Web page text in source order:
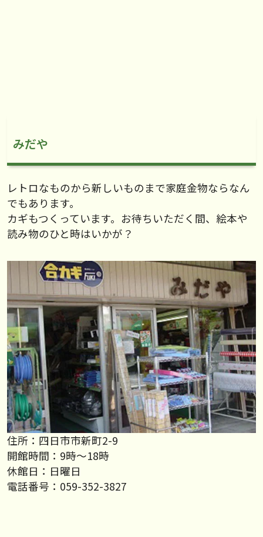
みだや
レトロなものから新しいものまで家庭金物ならなん
でもあります。
カギもつくっています。お待ちいただく間、絵本や
読み物のひと時はいかが？
住所：四日市市新町2-9
開館時間：9時～18時
休館日：日曜日
電話番号：059-352-3827